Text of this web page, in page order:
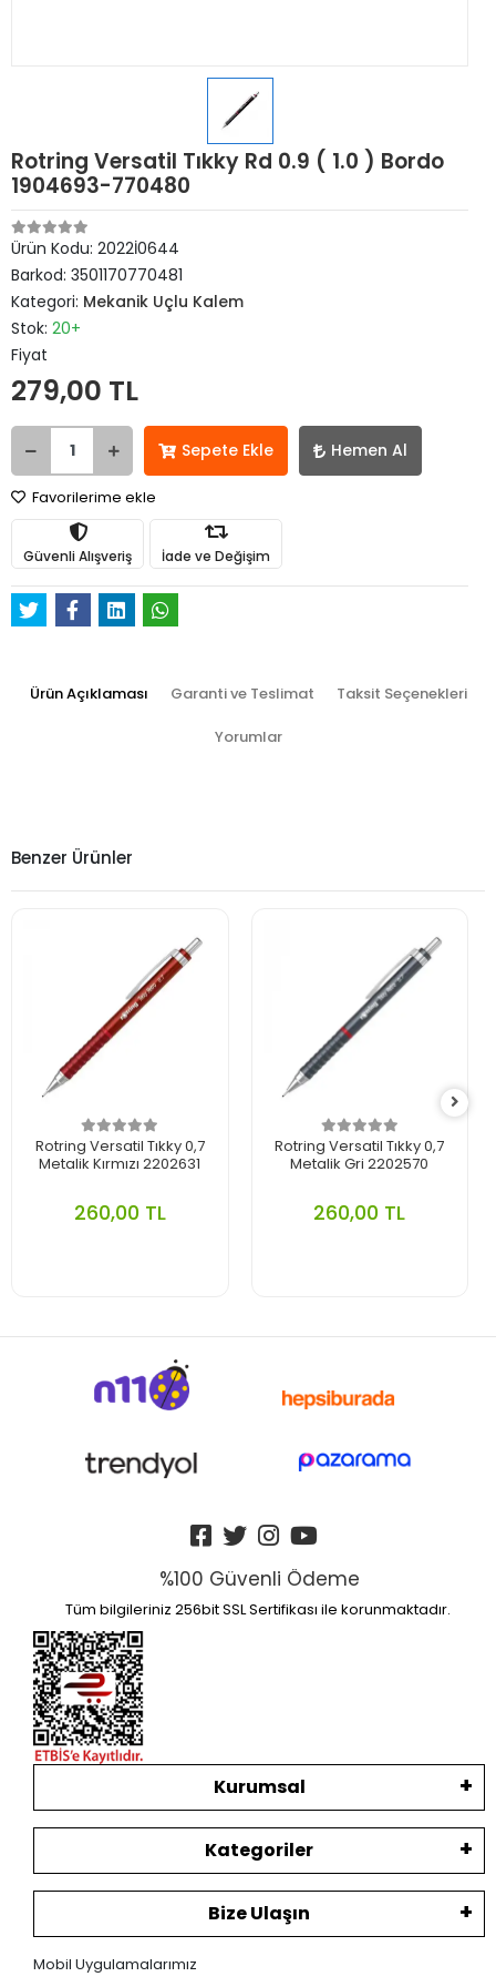
Rotring Versatil Tıkky Rd 0.9 ( 1.0 ) Bordo
1904693-770480
Ürün Kodu: 2022İ0644
Barkod: 3501170770481
Kategori: Mekanik Uçlu Kalem
Stok: 20+
Fiyat
279,00 TL
Sepete Ekle Hemen Al
Favorilerime ekle
Güvenli Alışveriş İade ve Değişim
Ürün Açıklaması Garanti ve Teslimat Taksit Seçenekleri
Yorumlar
Benzer Ürünler
Rotring Versatil Tıkky 0,7
Metalik Kırmızı 2202631
260,00 TL
Rotring Versatil Tıkky 0,7
Metalik Gri 2202570
260,00 TL
%100 Güvenli Ödeme
Tüm bilgileriniz 256bit SSL Sertifikası ile korunmaktadır.
Kurumsal
Kategoriler
Bize Ulaşın
Mobil Uygulamalarımız